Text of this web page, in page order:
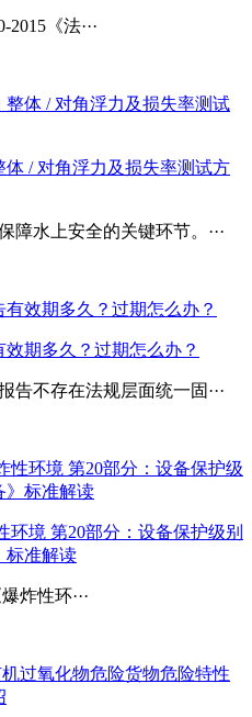
《法···
/ 对角浮力及损失率测试方
障水上安全的关键环节。···
期多久？过期怎么办？
告不存在法规层面统一固···
环境 第20部分：设备保护级别
标准解读
炸性环···